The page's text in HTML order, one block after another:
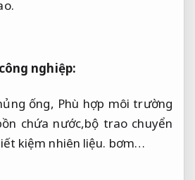
nghiệp:
ống, Phù hợp môi trường
chứa nước,bộ trao chuyển
kiệm nhiên liệu. bơm…